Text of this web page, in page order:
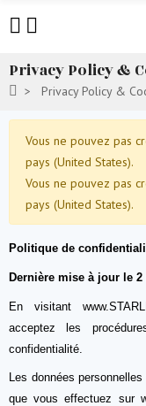
Privacy Policy &
Privacy Policy &
Vous ne pouvez pas
pays (United States).
Vous ne pouvez pas
pays (United States).
Politique de
Dernière mise à jour le 2
En visitant
acceptez les
confidentialité.
Les données
que vous effectuez sur